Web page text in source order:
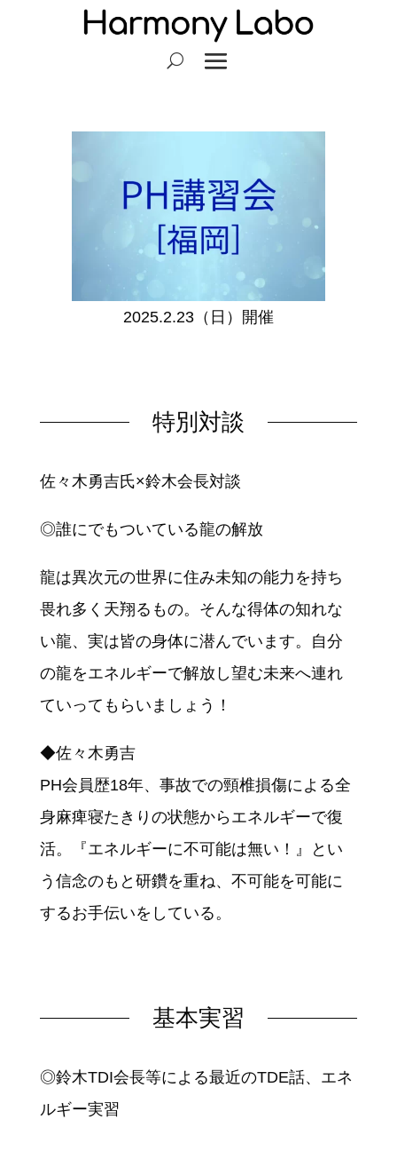
2025.2.23（日）開催
特別対談
佐々木勇吉氏×鈴木会長対談
◎誰にでもついている龍の解放
龍は異次元の世界に住み未知の能力を持ち
畏れ多く天翔るもの。そんな得体の知れな
い龍、実は皆の身体に潜んでいます。自分
の龍をエネルギーで解放し望む未来へ連れ
ていってもらいましょう！
◆佐々木勇吉
PH会員歴18年、事故での頸椎損傷による全
身麻痺寝たきりの状態からエネルギーで復
活。『エネルギーに不可能は無い！』とい
う信念のもと研鑽を重ね、不可能を可能に
するお手伝いをしている。
基本実習
◎鈴木TDI会長等による最近のTDE話、エネ
ルギー実習